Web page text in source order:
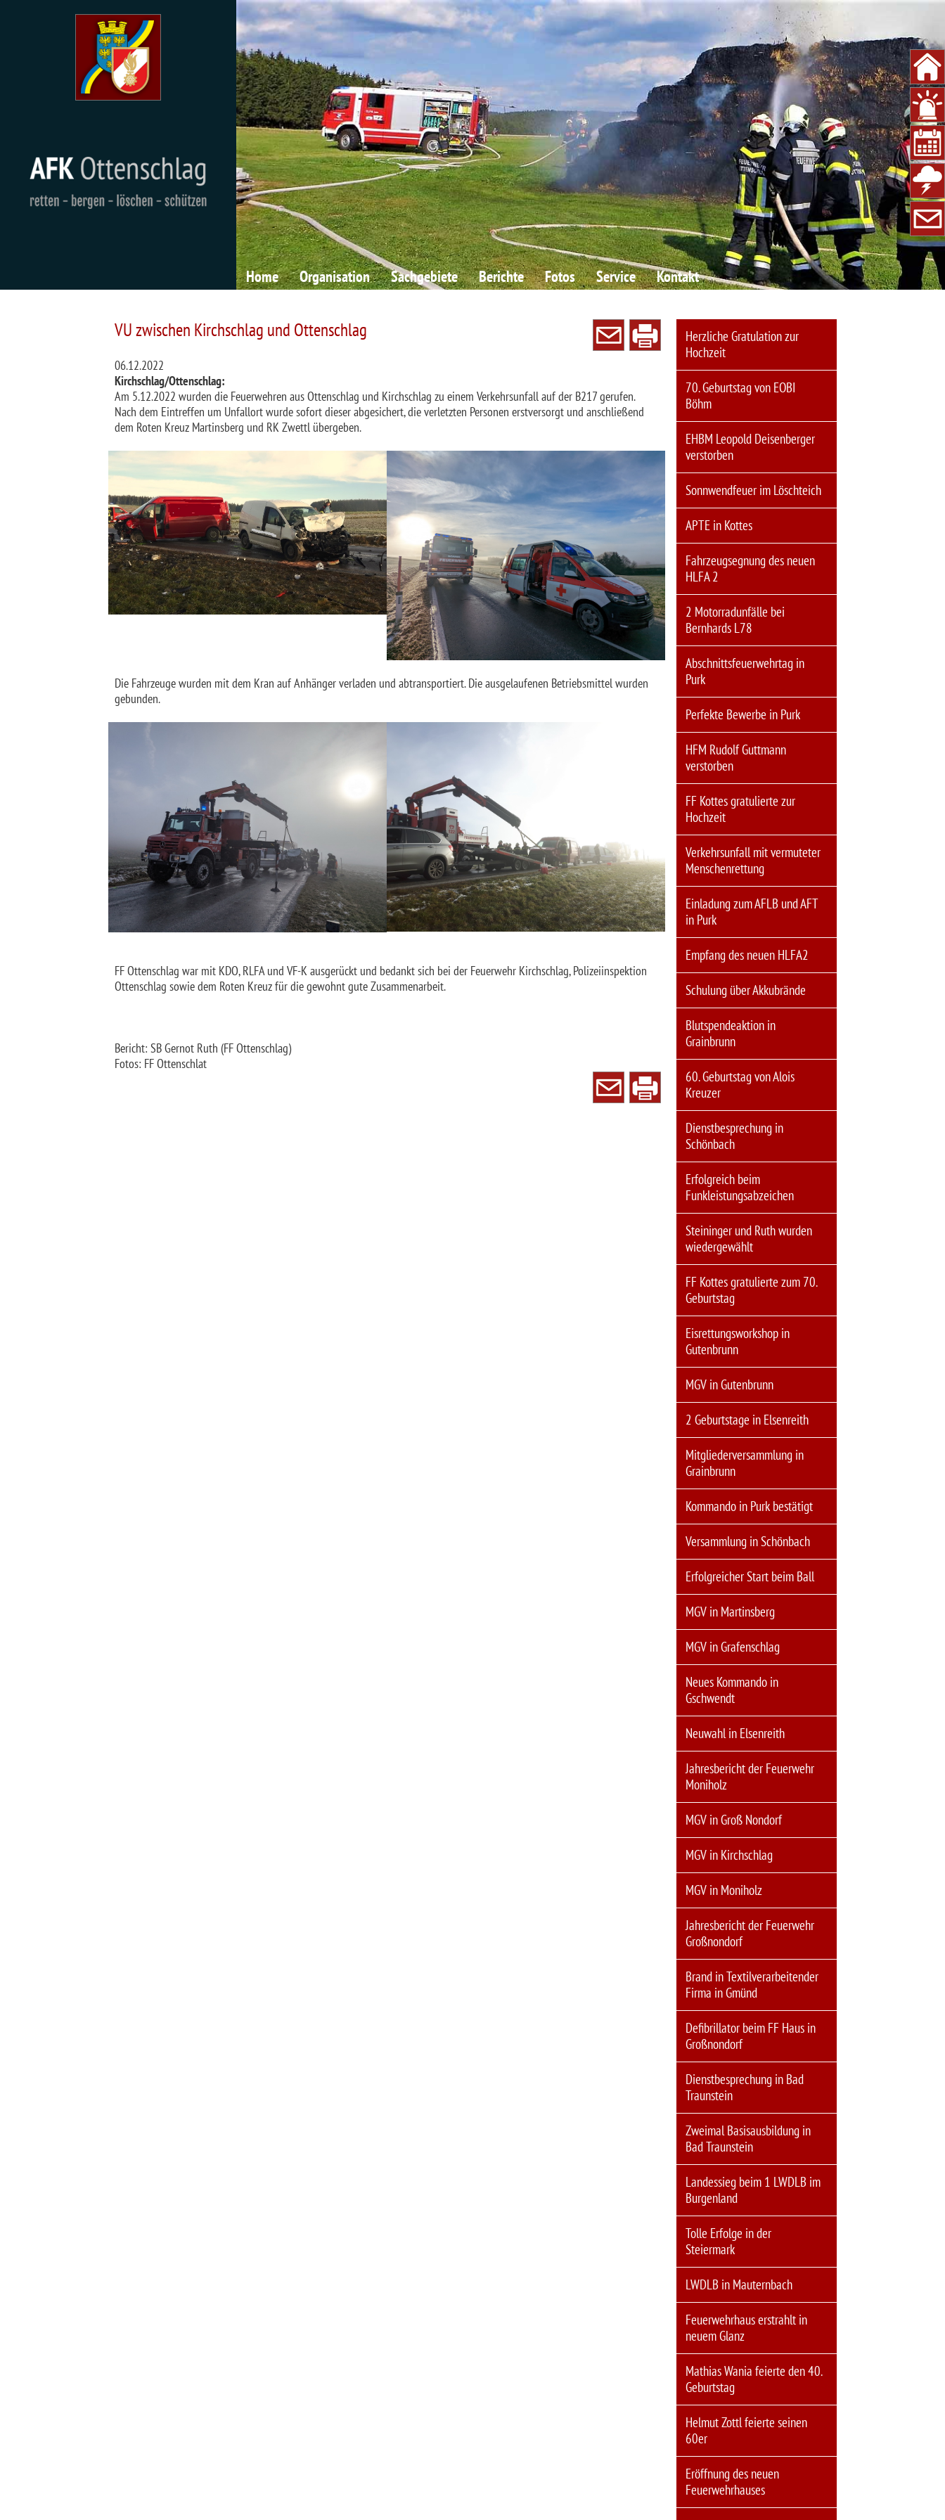
Home Organisation Sachgebiete Berichte Fotos Service Kontakt
VU zwischen Kirchschlag und Ottenschlag
06.12.2022
Kirchschlag/Ottenschlag:
Am 5.12.2022 wurden die Feuerwehren aus Ottenschlag und Kirchschlag zu einem Verkehrsunfall auf der B217 gerufen.
Nach dem Eintreffen um Unfallort wurde sofort dieser abgesichert, die verletzten Personen erstversorgt und anschließend
dem Roten Kreuz Martinsberg und RK Zwettl übergeben.
Die Fahrzeuge wurden mit dem Kran auf Anhänger verladen und abtransportiert. Die ausgelaufenen Betriebsmittel wurden
gebunden.
FF Ottenschlag war mit KDO, RLFA und VF-K ausgerückt und bedankt sich bei der Feuerwehr Kirchschlag, Polizeiinspektion
Ottenschlag sowie dem Roten Kreuz für die gewohnt gute Zusammenarbeit.
Bericht: SB Gernot Ruth (FF Ottenschlag)
Fotos: FF Ottenschlat
Herzliche Gratulation zur
Hochzeit
70. Geburtstag von EOBI
Böhm
EHBM Leopold Deisenberger
verstorben
Sonnwendfeuer im Löschteich
APTE in Kottes
Fahrzeugsegnung des neuen
HLFA 2
2 Motorradunfälle bei
Bernhards L78
Abschnittsfeuerwehrtag in
Purk
Perfekte Bewerbe in Purk
HFM Rudolf Guttmann
verstorben
FF Kottes gratulierte zur
Hochzeit
Verkehrsunfall mit vermuteter
Menschenrettung
Einladung zum AFLB und AFT
in Purk
Empfang des neuen HLFA2
Schulung über Akkubrände
Blutspendeaktion in
Grainbrunn
60. Geburtstag von Alois
Kreuzer
Dienstbesprechung in
Schönbach
Erfolgreich beim
Funkleistungsabzeichen
Steininger und Ruth wurden
wiedergewählt
FF Kottes gratulierte zum 70.
Geburtstag
Eisrettungsworkshop in
Gutenbrunn
MGV in Gutenbrunn
2 Geburtstage in Elsenreith
Mitgliederversammlung in
Grainbrunn
Kommando in Purk bestätigt
Versammlung in Schönbach
Erfolgreicher Start beim Ball
MGV in Martinsberg
MGV in Grafenschlag
Neues Kommando in
Gschwendt
Neuwahl in Elsenreith
Jahresbericht der Feuerwehr
Moniholz
MGV in Groß Nondorf
MGV in Kirchschlag
MGV in Moniholz
Jahresbericht der Feuerwehr
Großnondorf
Brand in Textilverarbeitender
Firma in Gmünd
Defibrillator beim FF Haus in
Großnondorf
Dienstbesprechung in Bad
Traunstein
Zweimal Basisausbildung in
Bad Traunstein
Landessieg beim 1 LWDLB im
Burgenland
Tolle Erfolge in der
Steiermark
LWDLB in Mauternbach
Feuerwehrhaus erstrahlt in
neuem Glanz
Mathias Wania feierte den 40.
Geburtstag
Helmut Zottl feierte seinen
60er
Eröffnung des neuen
Feuerwehrhauses